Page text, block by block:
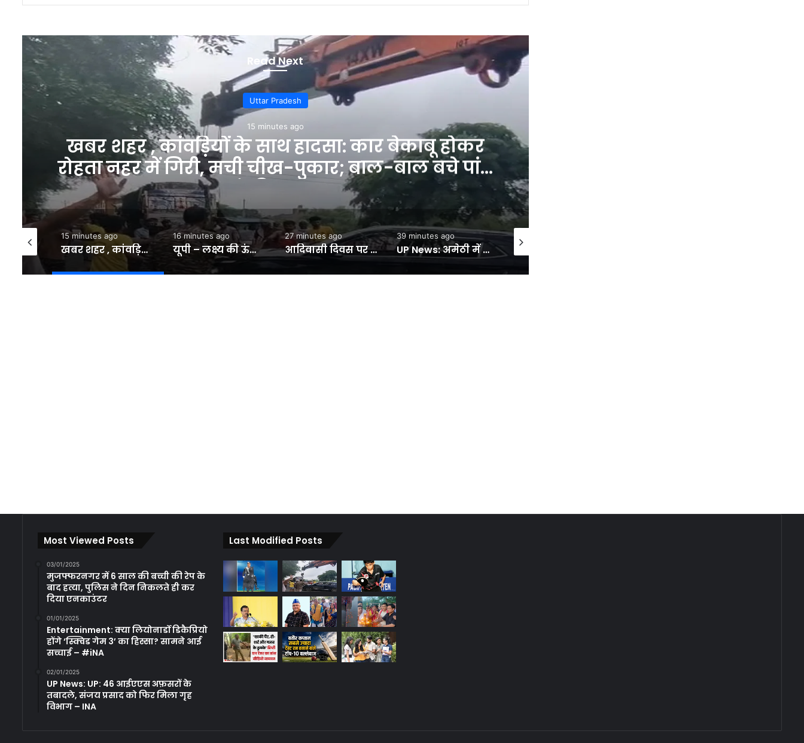
Read Next
Uttar Pradesh
15 minutes ago
खबर शहर , कांवड़ियों के साथ हादसा: कार बेकाबू होकर
रोहता नहर में गिरी, मची चीख-पुकार; बाल-बाल बचे पांच
कांवड़िए – INA
15 minutes ago
खबर शहर , कांवड़ियों के साथ हादसा: कार बेकाबू होकर रोहता नहर में गिरी, मची चीख-पुकार; बाल-बाल बचे पांच कांवड़िए – INA
16 minutes ago
यूपी – लक्ष्य की ऊंची उड़ान: 18 मैच में 16 जीत, लखनऊ के पैडलर लक्ष्य की एशियाई टेबल टेनिस टीम में इंट्री – INA
27 minutes ago
आदिवासी दिवस पर अरविंद केजरीवाल ने दी बधाई:75 साल से आदिवासियों के जल, जंगल और जमीन पर डाला गया डाका- INA NEWS
39 minutes ago
UP News: अमेठी में BSP नेता शशिकांत तिवारी पर जानलेवा हमला, नकाबपोश बदमाशों ने कार में की तोड़फोड़ – INA
57 minutes ago
Most Viewed Posts
03/01/2025
मुजफ्फरनगर में 6 साल की बच्ची की रेप के
बाद हत्या, पुलिस ने दिन निकलते ही कर
दिया एनकाउंटर
01/01/2025
Entertainment: क्या लियोनार्डो डिकैप्रियो
होंगे ‘स्क्विड गेम 3’ का हिस्सा? सामने आई
सच्चाई – #iNA
02/01/2025
UP News: UP: 46 आईएएस अफ़सरों के
तबादले, संजय प्रसाद को फिर मिला गृह
विभाग – INA
Last Modified Posts